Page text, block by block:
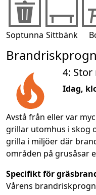
Soptunna Sittbänk
4: Stor
Idag,
Avstå från eller var
grillar utomhus i skog
grilla i miljöer där
områden på grusåsar
Specifikt för
Vårens